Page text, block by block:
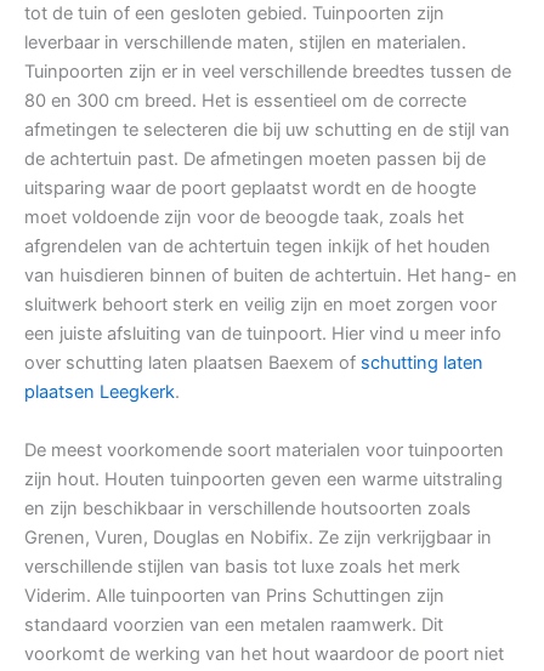
tot de tuin of een gesloten gebied. Tuinpoorten zijn
leverbaar in verschillende maten, stijlen en materialen.
Tuinpoorten zijn er in veel verschillende breedtes tussen de
80 en 300 cm breed. Het is essentieel om de correcte
afmetingen te selecteren die bij uw schutting en de stijl van
de achtertuin past. De afmetingen moeten passen bij de
uitsparing waar de poort geplaatst wordt en de hoogte
moet voldoende zijn voor de beoogde taak, zoals het
afgrendelen van de achtertuin tegen inkijk of het houden
van huisdieren binnen of buiten de achtertuin. Het hang- en
sluitwerk behoort sterk en veilig zijn en moet zorgen voor
een juiste afsluiting van de tuinpoort. Hier vind u meer info
over schutting laten plaatsen Baexem of schutting laten
plaatsen Leegkerk.
De meest voorkomende soort materialen voor tuinpoorten
zijn hout. Houten tuinpoorten geven een warme uitstraling
en zijn beschikbaar in verschillende houtsoorten zoals
Grenen, Vuren, Douglas en Nobifix. Ze zijn verkrijgbaar in
verschillende stijlen van basis tot luxe zoals het merk
Viderim. Alle tuinpoorten van Prins Schuttingen zijn
standaard voorzien van een metalen raamwerk. Dit
voorkomt de werking van het hout waardoor de poort niet